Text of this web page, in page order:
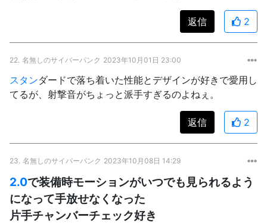
返信 2
22. 名無しのサイバーパンク 2023年10月01日 23:00
スタンダードで落ち着いた性能とデザインが好きで愛用し
てるが、射撃音がちょっと派手すぎるのよねぇ。
返信 2
23. 名無しのサイバーパンク 2023年10月08日 14:29
2.0で装備時モーションがいつでも見られるよう
になって手放せなくなった
片手チャンバーチェック好き